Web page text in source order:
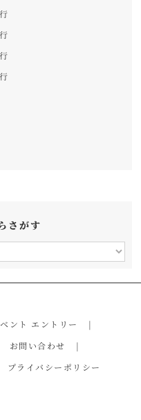
さがす
ント エントリー
お問い合わせ
プライバシーポリシー